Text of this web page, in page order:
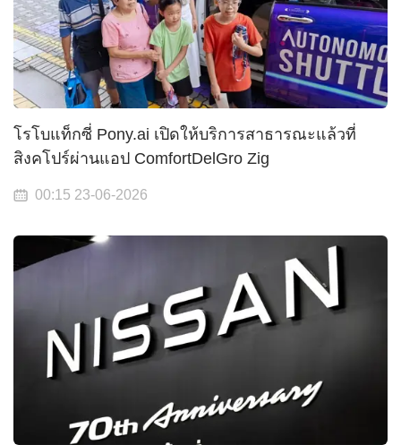
โรโบแท็กซี่ Pony.ai เปิดให้บริการสาธารณะแล้วที่
สิงคโปร์ผ่านแอป ComfortDelGro Zig
00:15 23-06-2026